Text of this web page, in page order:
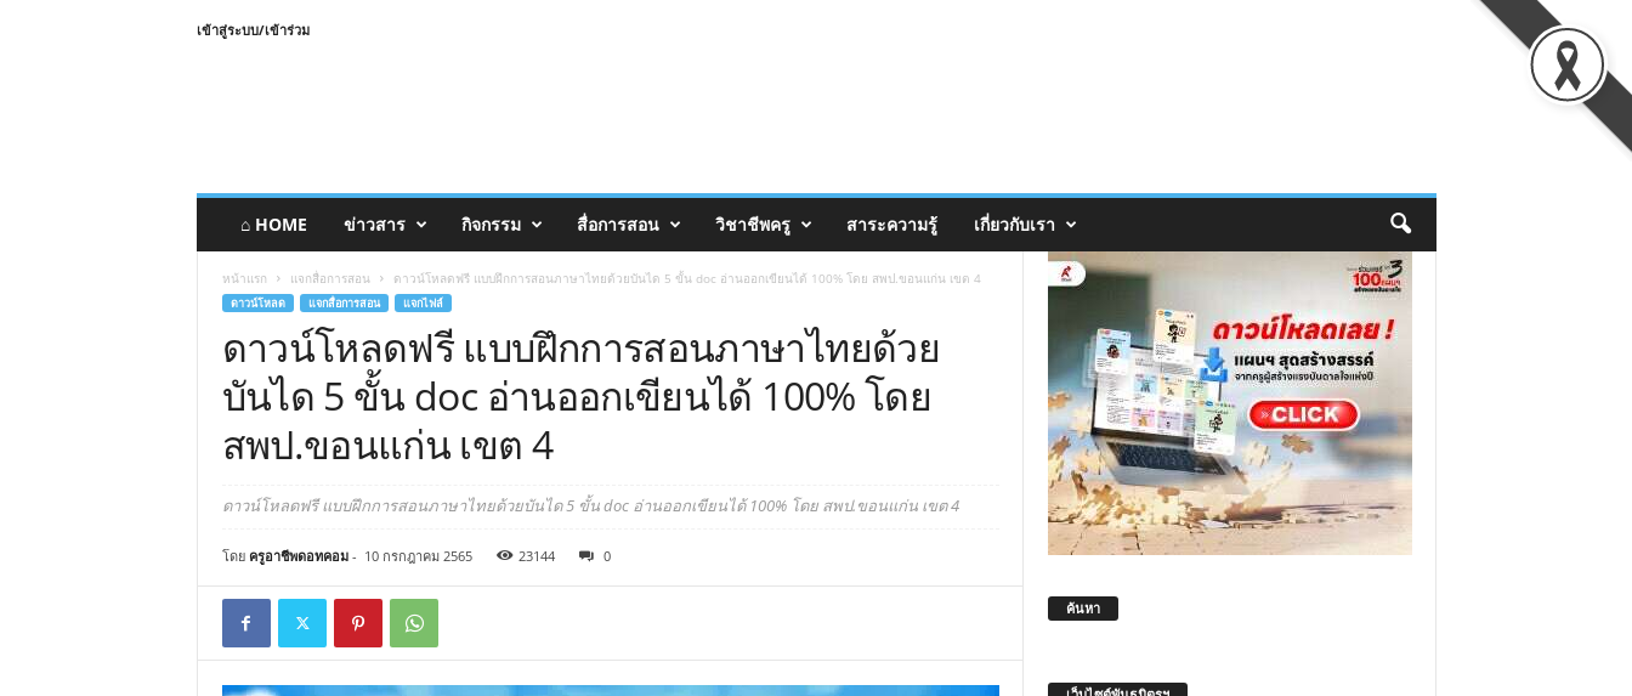
เข้าสู่ระบบ/เข้าร่วม
⌂ HOME ข่าวสาร กิจกรรม สื่อการสอน วิชาชีพครู สาระความรู้ เกี่ยวกับเรา
หน้าแรก แจกสื่อการสอน ดาวน์โหลดฟรี แบบฝึกการสอนภาษาไทยด้วยบันได 5 ขั้น doc อ่านออกเขียนได้ 100% โดย สพป.ขอนแก่น เขต 4
ดาวน์โหลด แจกสื่อการสอน แจกไฟล์
ดาวน์โหลดฟรี แบบฝึกการสอนภาษาไทยด้วย
บันได 5 ขั้น doc อ่านออกเขียนได้ 100% โดย
สพป.ขอนแก่น เขต 4
ดาวน์โหลดฟรี แบบฝึกการสอนภาษาไทยด้วยบันได 5 ขั้น doc อ่านออกเขียนได้ 100% โดย สพป.ขอนแก่น เขต 4
โดย ครูอาชีพดอทคอม- 10 กรกฎาคม 2565 23144 0
ค้นหา